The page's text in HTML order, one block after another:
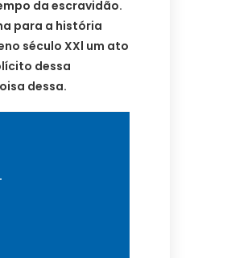
da escravidão.
para a história
século XXl um ato
dessa
dessa.